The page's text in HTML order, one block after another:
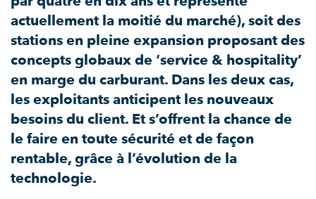
actuellement la moitié du marché), soit des
stations en pleine expansion proposant des
concepts globaux de ‘service & hospitality’
en marge du carburant. Dans les deux cas,
les exploitants anticipent les nouveaux
besoins du client. Et s’offrent la chance de
le faire en toute sécurité et de façon
rentable, grâce à l’évolution de la
technologie.